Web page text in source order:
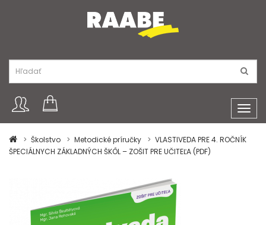
Školstvo
Metodické príručky
VLASTIVEDA PRE 4. ROČNÍK
ŠPECIÁLNYCH ZÁKLADNÝCH ŠKÔL – ZOŠIT PRE UČITEĽA (PDF)